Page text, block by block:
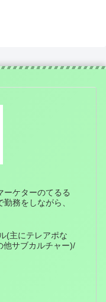
ーケターのてるる
務をしながら、
(主にテレアポな
他サブカルチャー)/